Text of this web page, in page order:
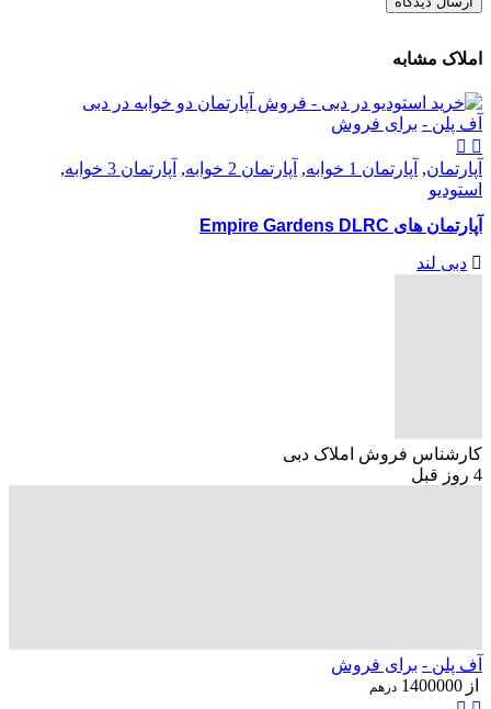
املاک مشابه
آف پلن - برای فروش
آپارتمان, آپارتمان 1 خوابه , آپارتمان 2 خوابه , آپارتمان 3 خوابه
,
استودیو
آپارتمان های Empire Gardens DLRC
دبی لند
کارشناس فروش املاک دبی
4 روز قبل
آف پلن - برای فروش
از 1400000 درهم